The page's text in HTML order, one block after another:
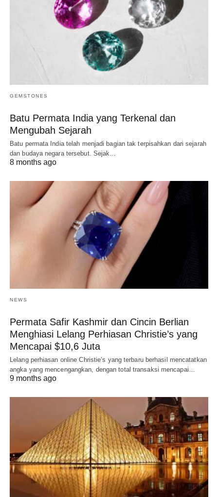
GEMSTONES
Batu Permata India yang Terkenal dan
Mengubah Sejarah
Batu permata India telah menjadi bagian tak terpisahkan dari sejarah
dan budaya negara tersebut. Sejak…
8 months ago
NEWS
Permata Safir Kashmir dan Cincin Berlian
Menghiasi Lelang Perhiasan Christie’s yang
Mencapai $10,6 Juta
Lelang perhiasan online Christie’s yang terbaru berhasil mencatatkan
angka yang mencengangkan, dengan total transaksi mencapai…
9 months ago